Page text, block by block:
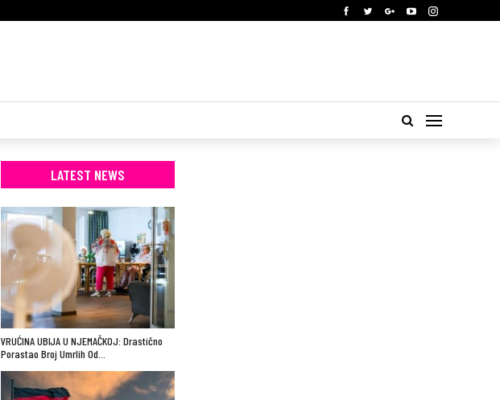
LATEST NEWS
VRUĆINA UBIJA U NJEMAČKOJ: Drastično
Porastao Broj Umrlih Od…